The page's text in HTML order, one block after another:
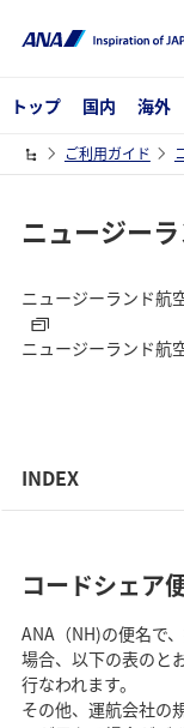
トップ 国内 海外
ご利用ガイド
ニュージー
ニュージーランド航
ニュージーランド航
INDEX
コードシェア
ANA（NH)の便名で
場合、以下の表のと
行なわれます。
その他、運航会社の